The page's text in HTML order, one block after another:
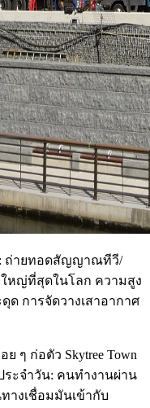
ถ่ายทอดสัญญาณทีวี/
หญ่ที่สุดในโลก ความสูง
การจัดวางเสาอากาศ
ๆ ก่อตัว Skytree Town
ะจำวัน: คนทำงานผ่าน
างเชื่อมมันเข้ากับ